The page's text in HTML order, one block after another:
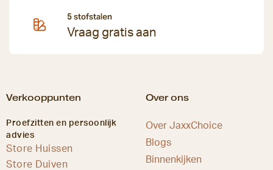
5 stofstalen
Vraag gratis aan
Verkooppunten
Proefzitten en persoonlijk
advies
Store Huissen
Store Duiven
Over ons
Over JaxxChoice
Blogs
Binnenkijken